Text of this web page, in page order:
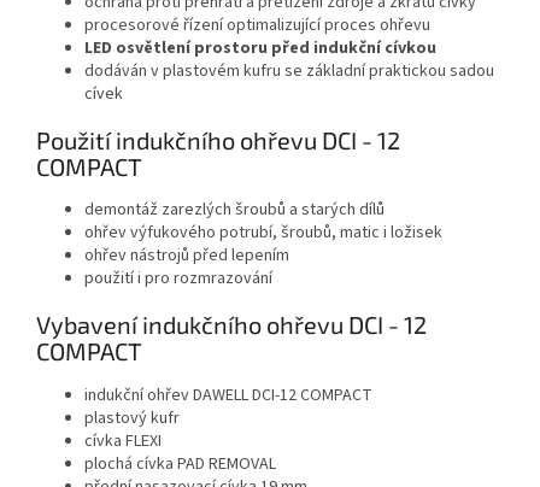
procesorové řízení optimalizující proces ohřevu
LED osvětlení prostoru před indukční cívkou
dodáván v plastovém kufru se základní praktickou sadou
cívek
Použití indukčního ohřevu DCI - 12
COMPACT
demontáž zarezlých šroubů a starých dílů
ohřev výfukového potrubí, šroubů, matic i ložisek
ohřev nástrojů před lepením
použití i pro rozmrazování
Vybavení indukčního ohřevu DCI - 12
COMPACT
indukční ohřev DAWELL DCI-12 COMPACT
plastový kufr
cívka FLEXI
plochá cívka PAD REMOVAL